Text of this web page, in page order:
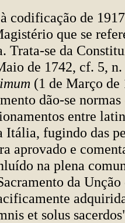
codificação de
que se
Trata-se da
de 1742, cf. 5,
(1 de Março de
dão-se
entre
Itália, fugindo das
aprovado e
na plena
da Unção
et solus